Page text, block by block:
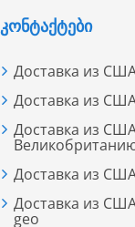
ᲙᲝᲜᲢᲐᲥᲢᲔᲑᲘ
Доставка из
Доставка из
Доставка из
Доставка из
Доставка из
geo